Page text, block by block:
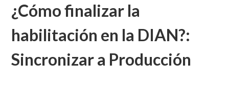
¿Cómo finalizar la
habilitación en la DIAN?:
Sincronizar a Producción